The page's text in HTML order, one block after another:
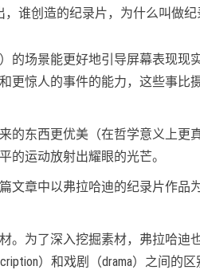
的场景能更好地引导屏幕表现
更惊人的事件的能力，这些事比
的东西更优美（在哲学意义上
的运动放射出耀眼的光芒。
文章中以弗拉哈迪的纪录片作
。为了深入挖掘素材，弗拉哈
）和戏剧（drama）之间的